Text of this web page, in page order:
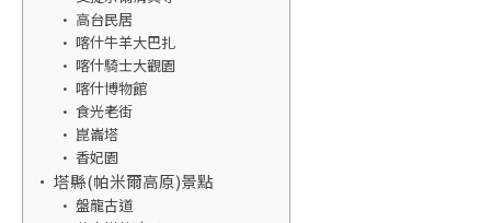
高台民居
喀什牛羊大巴扎
喀什騎士大觀園
喀什博物館
食光老街
崑崙塔
香妃園
塔縣(帕米爾高原)景點
盤龍古道